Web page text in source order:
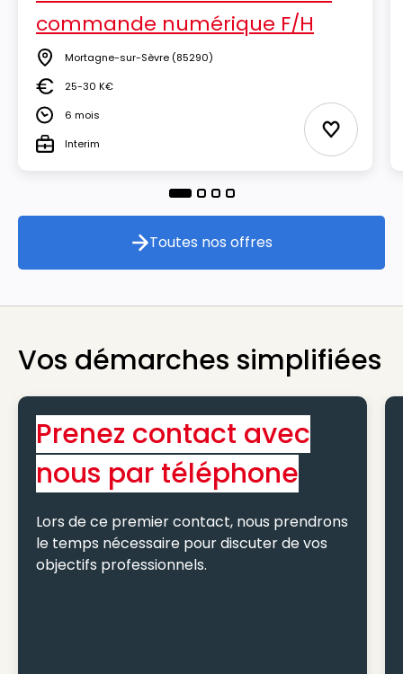
commande numérique F/H
Lieu Mortagne-sur-Sèvre (85290)
Salaire25-30 K€
Durée6 mois
TypeInterim Ajouter
Toutes nos offres
Toutes nos offres
Vos démarches simplifiées
Prenez contact avec
nous par téléphone
Lors de ce premier contact, nous prendrons
le temps nécessaire pour discuter de vos
objectifs professionnels.